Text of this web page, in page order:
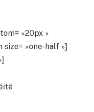
»20px »
»one-half »]